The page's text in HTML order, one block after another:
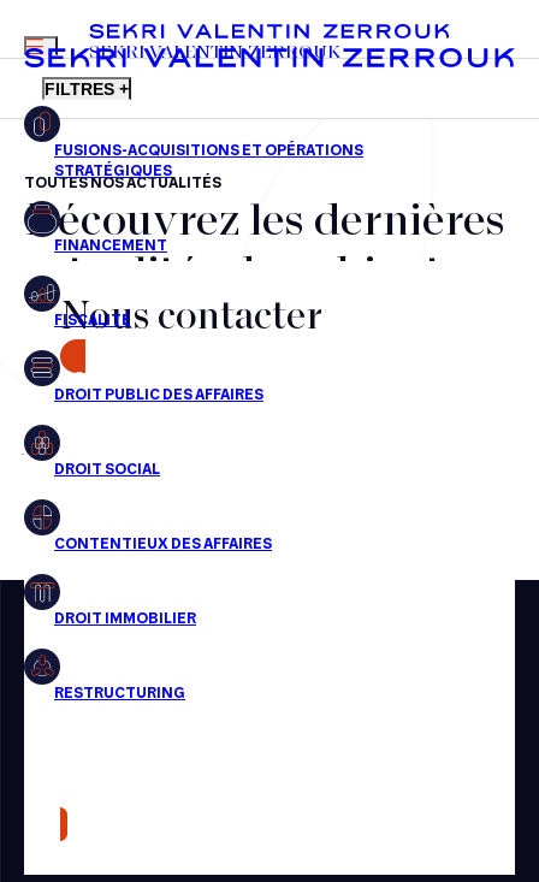
FR EN
MENU
SEKRI VALENTIN ZERROUK
FILTRES +
Fusions-acquisitions et opérations stratégiques
Financement
Fiscalité
Droit public des affaires
Droit social
Droit immobilier
Restructuring
Presse
TOUTES NOS ACTUALITÉS
Découvrez les dernières
actualités du cabinet,
nos récompenses et nos
transactions, jour après
jour
Aucun résultats pour cette recherche
Nous contacter